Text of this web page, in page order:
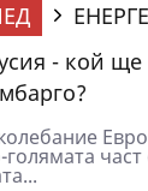
- кой ще
част